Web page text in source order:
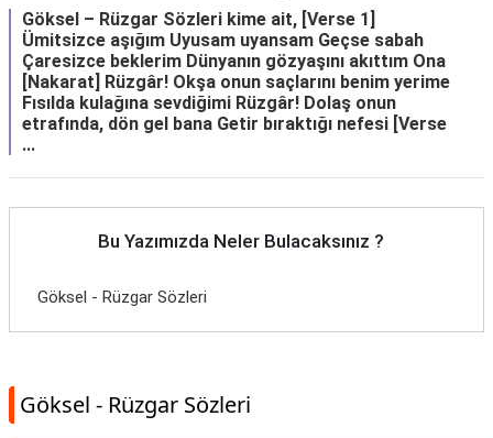
Göksel – Rüzgar Sözleri kime ait, [Verse 1]
Ümitsizce aşığım Uyusam uyansam Geçse sabah
Çaresizce beklerim Dünyanın gözyaşını akıttım Ona
[Nakarat] Rüzgâr! Okşa onun saçlarını benim yerime
Fısılda kulağına sevdiğimi Rüzgâr! Dolaş onun
etrafında, dön gel bana Getir bıraktığı nefesi [Verse
...
Bu Yazımızda Neler Bulacaksınız ?
Göksel - Rüzgar Sözleri
Göksel - Rüzgar Sözleri